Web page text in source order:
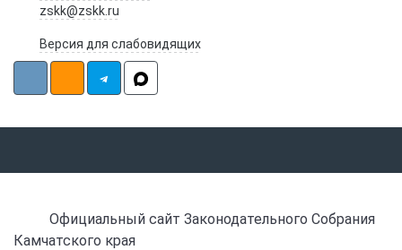
zskk@zskk.ru
Версия для слабовидящих
Официальный сайт Законодательного Собрания
Камчатского края